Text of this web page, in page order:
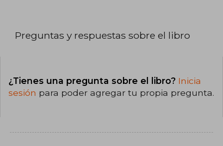
Preguntas y respuestas sobre el libro
¿Tienes una pregunta sobre el libro? Inicia
sesión para poder agregar tu propia pregunta.